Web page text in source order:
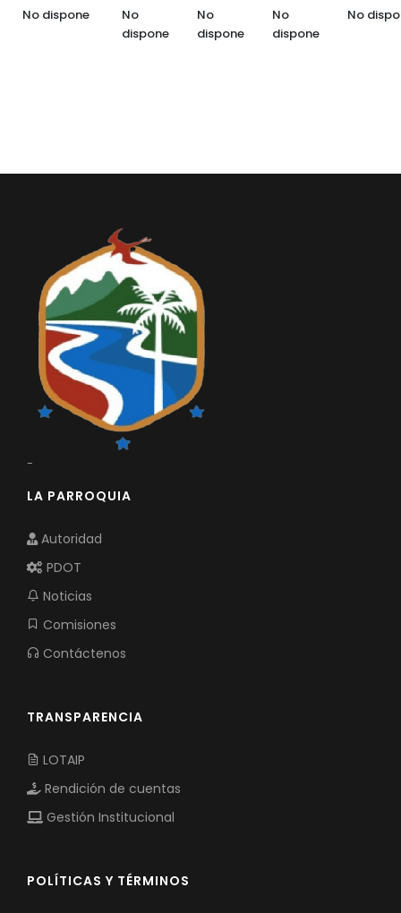
No dispone
No
dispone
No
dispone
No
dispone
No
-
LA PARROQUIA
Autoridad
PDOT
Noticias
Comisiones
Contáctenos
TRANSPARENCIA
LOTAIP
Rendición de cuentas
Gestión Institucional
POLÍTICAS Y TÉRMINOS